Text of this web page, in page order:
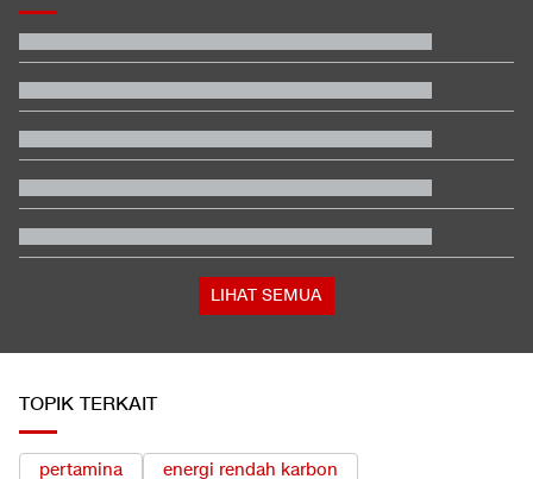
Hashim Djojohadikusumo Kukuhkan 20 Ormas Baru Kawal
Program Pemerintah
Alasan Timnas Indonesia Gonta Ganti Kiper di Piala AFF 2026
Pemakaman Ayah Messi Berlangsung Tertutup, Hanya Dihadiri
Keluarga
Klasemen Moto3 usai Veda Ega Finis ke-9 dan Danish Crash di
GP Inggris
Penampakan Ruang Penyimpanan Ratusan Senjata di Yayasan
Kanada